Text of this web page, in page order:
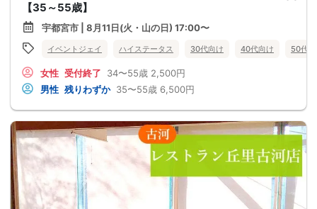
【35～55歳】
宇都宮市 | 8月11日(火・山の日) 17:00〜
イベントジェイ ハイステータス 30代向け 40代向け 50代
女性 受付終了 34〜55歳 2,500円
男性 残りわずか 35〜55歳 6,500円